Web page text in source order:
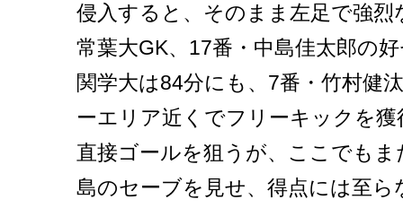
侵入すると、そのまま左足で強
常葉大GK、17番・中島佳太郎の
関学大は84分にも、7番・竹村健
ーエリア近くでフリーキックを
直接ゴールを狙うが、ここでもま
島のセーブを見せ、得点には至ら